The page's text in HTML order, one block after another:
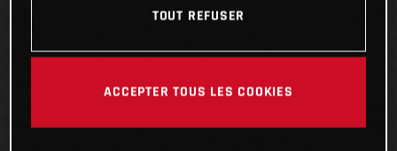
TOUT REFUSER
ACCEPTER TOUS LES COOKIES